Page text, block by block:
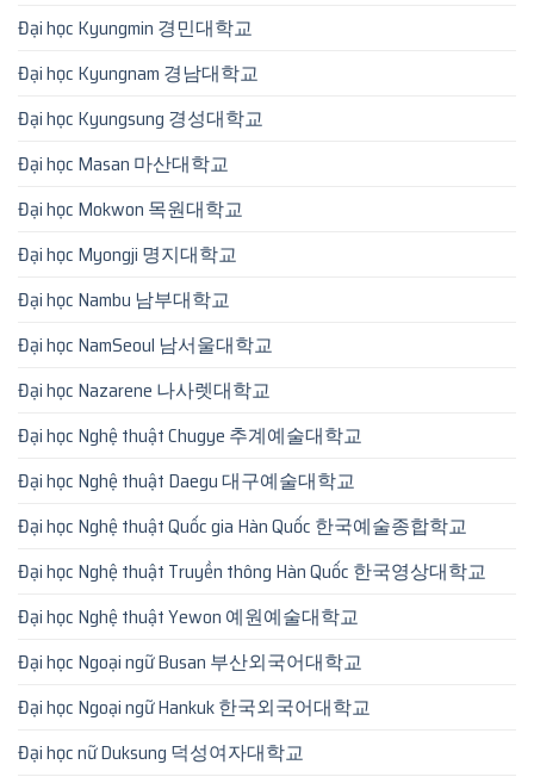
Đại học Kyungmin 경민대학교
Đại học Kyungnam 경남대학교
Đại học Kyungsung 경성대학교
Đại học Masan 마산대학교
Đại học Mokwon 목원대학교
Đại học Myongji 명지대학교
Đại học Nambu 남부대학교
Đại học NamSeoul 남서울대학교
Đại học Nazarene 나사렛대학교
Đại học Nghệ thuật Chugye 추계예술대학교
Đại học Nghệ thuật Daegu 대구예술대학교
Đại học Nghệ thuật Quốc gia Hàn Quốc 한국예술종합학교
Đại học Nghệ thuật Truyền thông Hàn Quốc 한국영상대학교
Đại học Nghệ thuật Yewon 예원예술대학교
Đại học Ngoại ngữ Busan 부산외국어대학교
Đại học Ngoại ngữ Hankuk 한국외국어대학교
Đại học nữ Duksung 덕성여자대학교